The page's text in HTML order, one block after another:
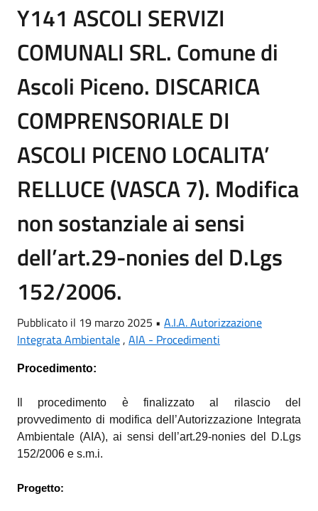
Y141 ASCOLI SERVIZI
COMUNALI SRL. Comune di
Ascoli Piceno. DISCARICA
COMPRENSORIALE DI
ASCOLI PICENO LOCALITA’
RELLUCE (VASCA 7). Modifica
non sostanziale ai sensi
dell’art.29-nonies del D.Lgs
152/2006.
Pubblicato il 19 marzo 2025 • A.I.A. Autorizzazione
Integrata Ambientale, AIA - Procedimenti
Procedimento:
Il procedimento è finalizzato al rilascio del
provvedimento di modifica dell’Autorizzazione Integrata
Ambientale (AIA), ai sensi dell’art.29-nonies del D.Lgs
152/2006 e s.m.i.
Progetto: